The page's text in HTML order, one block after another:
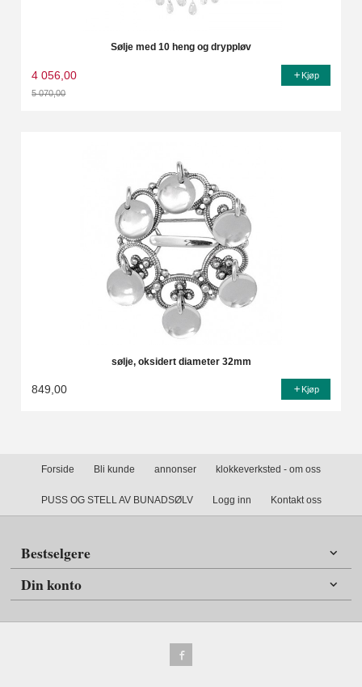
Sølje med 10 heng og dryppløv
4 056,00
5 070,00
Kjøp
sølje, oksidert diameter 32mm
849,00 Kjøp
Forside Bli kunde annonser klokkeverksted - om oss
PUSS OG STELL AV BUNADSØLV Logg inn Kontakt oss
Bestselgere
Din konto